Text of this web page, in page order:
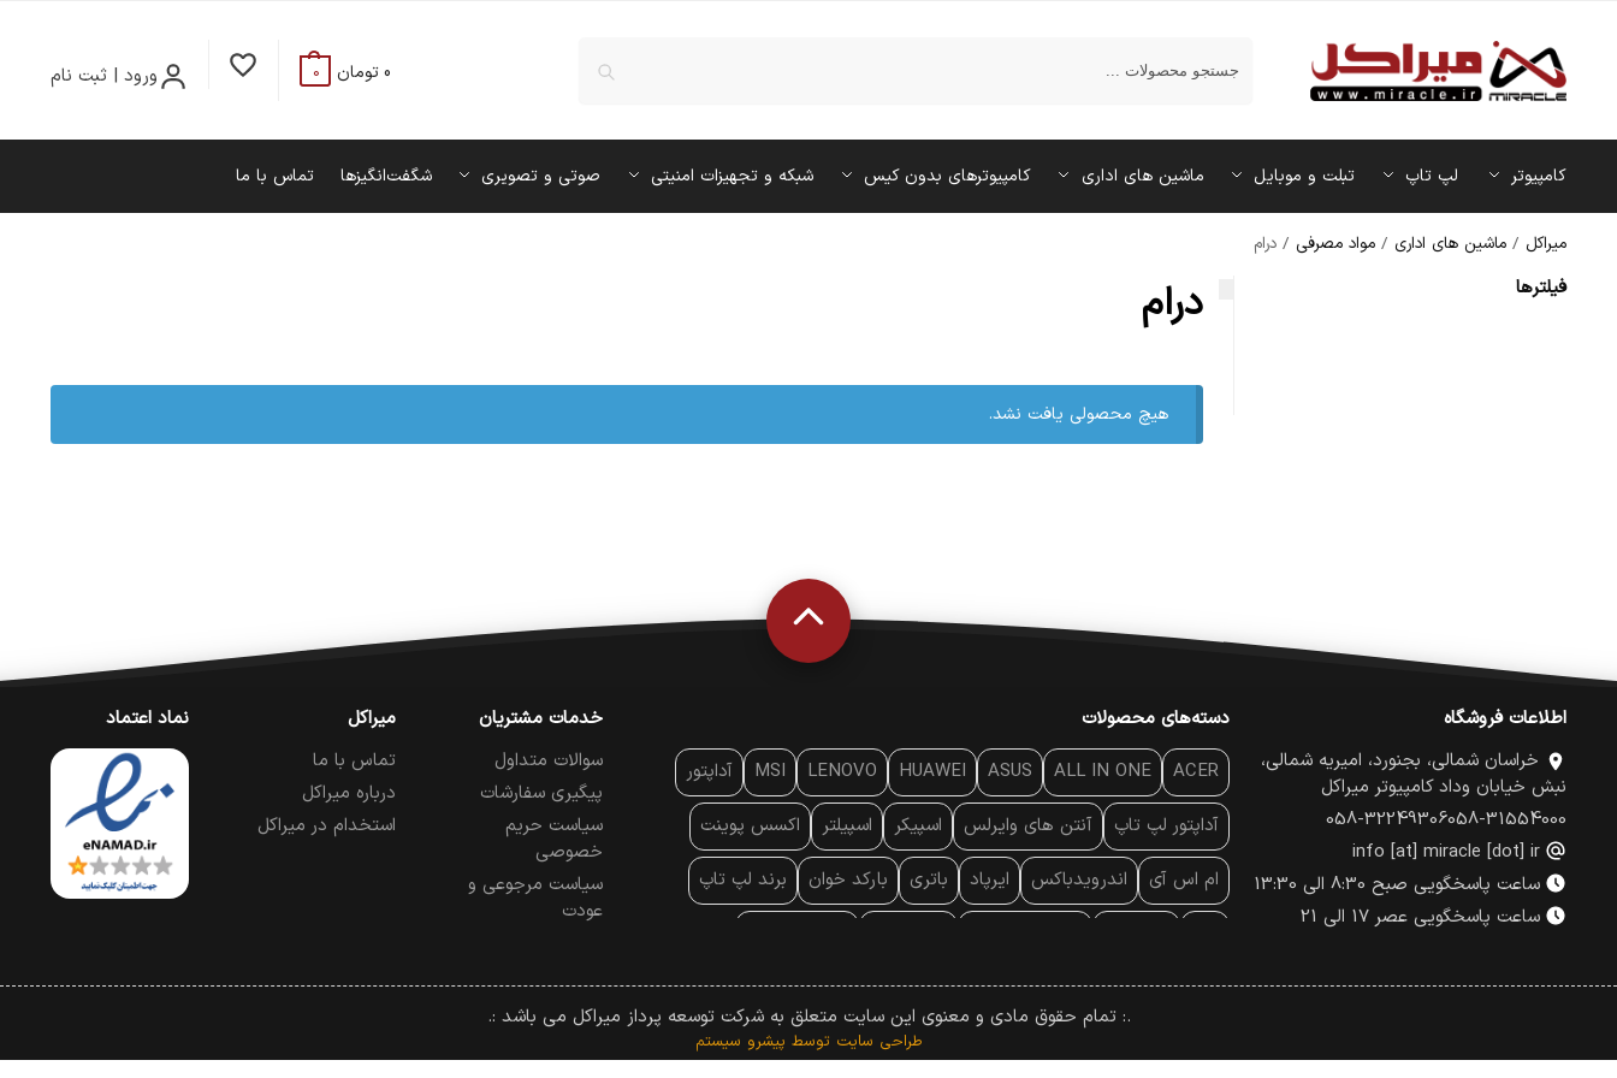
ورود | ثبت نام 0 تومان 0
کامپیوتر لپ تاپ تبلت و موبایل ماشین‌ های اداری کامپیوترهای بدون کیس شبکه و تجهیزات امنیتی صوتی و تصویری شگفت‌انگیزها تماس با ما
میراکل / ماشین‌ های اداری / مواد مصرفی / درام
درام
هیچ محصولی یافت نشد.
فیلتر‌ها
اطلاعات فروشگاه
خراسان شمالی، بجنورد، امیریه شمالی،
نبش خیابان وداد کامپیوتر میراکل
058-31554000
058-32249306
info [at] miracle [dot] ir
ساعت پاسخگویی صبح 8:30 الی 13:30
ساعت پاسخگویی عصر 17 الی 21
دسته‌های محصولات
ACER
ALL IN ONE
ASUS
HUAWEI
LENOVO
MSI
آداپتور
آداپتور لپ تاپ
آنتن‌ های وایرلس اسپیکر اسپیلتر
اکسس پوینت
ام اس آی
اندرویدباکس ایرپاد باتری بارکد خوان
برند لپ تاپ
پچ کورد شبکه
پد موس پردازنده پرده نمایش
پرینتر حرارتی
تبلت و موبایل تجهیزات پسیو شبکه
خدمات مشتریان
سوالات متداول
پیگیری سفارشات
سیاست حریم
خصوصی
سیاست مرجوعی و
عودت
میراکل
تماس با ما
درباره میراکل
استخدام در میراکل
نماد اعتماد
.: تمام حقوق مادی و معنوی این سایت متعلق به شرکت توسعه پرداز میراکل می باشد :.
طراحی سایت توسط پیشرو سیستم